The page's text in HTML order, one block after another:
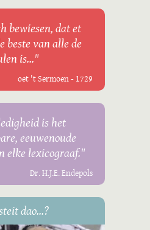
bewiesen, dat et
beste van alle de
is..."
oet 't Sermoen - 1729
is het
eeuwenoude
elke lexicograaf."
Dr. H.J.E. Endepols
dao...?